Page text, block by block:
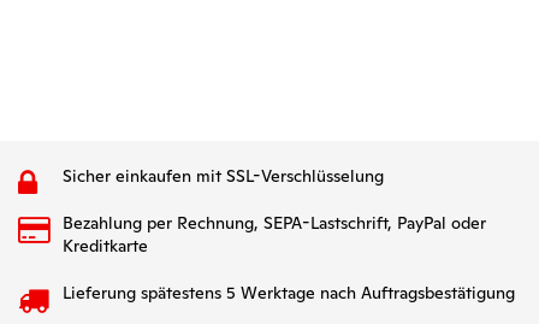
Sicher einkaufen mit SSL-Verschlüsselung
Bezahlung per Rechnung, SEPA-Lastschrift, PayPal oder
Kreditkarte
Lieferung spätestens 5 Werktage nach Auftragsbestätigung